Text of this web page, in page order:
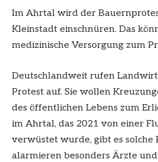
Im Ahrtal wird der
Kleinstadt einschnüren. Das
medizinische Versorgung zum
Deutschlandweit rufen
Protest auf. Sie wollen
des öffentlichen Lebens zum
im Ahrtal, das 2021 von einer
verwüstet wurde, gibt es solche
alarmieren besonders Ärzte